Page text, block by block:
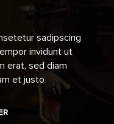
sadipscing
invidunt ut
erat, sed diam
et justo